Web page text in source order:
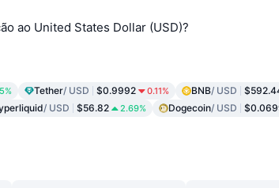
ao United States Dollar (USD)?
Tether/ USD $0.9992 0.11% BNB/ USD
/ USD $56.82 2.69% Dogecoin/ USD